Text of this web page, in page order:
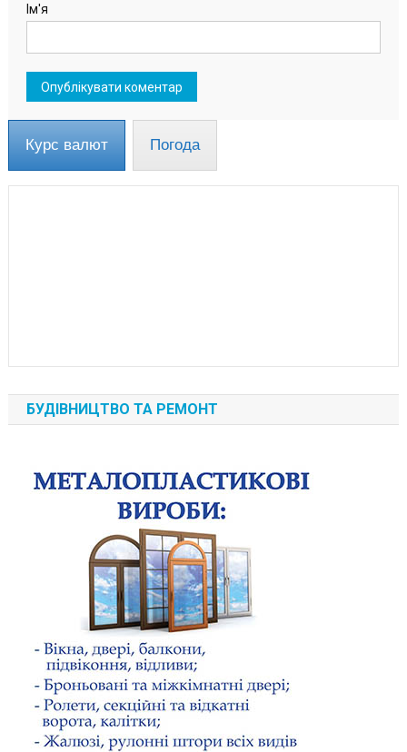
Ім'я
Курс валют Погода
БУДІВНИЦТВО ТА РЕМОНТ